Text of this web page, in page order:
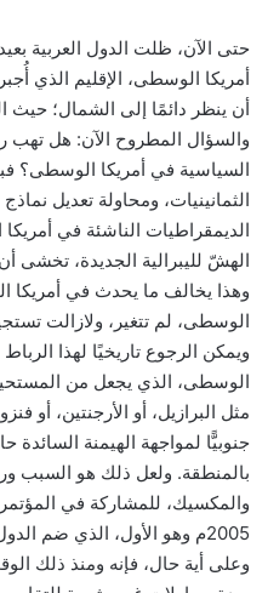
حتى الآن، ظلت الدول العربية
أمريكا الوسطى، الإقليم الذي
أن ينظر دائمًا إلى الشمال؛ حيث
والسؤال المطروح الآن: هل تهب
السياسية في أمريكا الوسطى؟
الثمانينيات، ومحاولة تعديل
الديمقراطيات الناشئة في
الهشّ لليبرالية الجديدة، تخشى
وهذا يخالف ما يحدث في أمريكا
الوسطى، لم تتغير، ولازالت
ويمكن الرجوع تاريخيًا لهذا
الوسطى، الذي يجعل من
مثل البرازيل، أو الأرجنتين، أو
جنوبيًّا لمواجهة الهيمنة السائدة
بالمنطقة. ولعل ذلك هو السبب
والمكسيك، للمشاركة في
2005م وهو الأول، الذي ضم الدول العربية ودول أمريكا الجنوبية.
وعلى أية حال، فإنه ومنذ ذلك